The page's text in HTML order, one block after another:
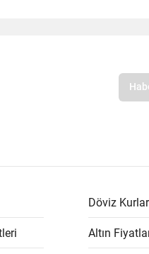
Döviz
Altın